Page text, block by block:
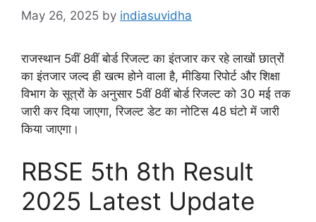
May 26, 2025 by indiasuvidha
राजस्थान 5वीं 8वीं बोर्ड रिजल्ट का इंतजार कर रहे लाखों छात्रों
का इंतजार जल्द ही खत्म होने वाला है, मीडिया रिपोर्ट और शिक्षा
विभाग के सूत्रों के अनुसार 5वीं 8वीं बोर्ड रिजल्ट को 30 मई तक
जारी कर दिया जाएगा, रिजल्ट डेट का नोटिस 48 घंटो में जारी
किया जाएगा।
RBSE 5th 8th Result
2025 Latest Update